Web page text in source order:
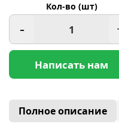
Кол-во (шт)
-
Написать нам
Полное описание